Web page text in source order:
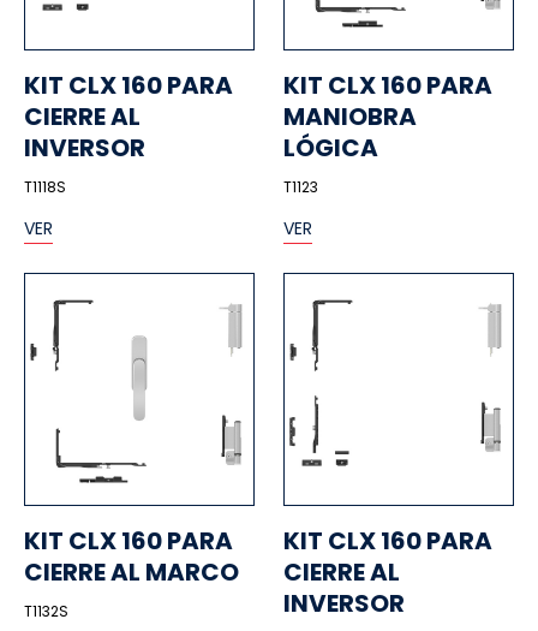
KIT CLX 160 PARA
CIERRE AL
INVERSOR
T1118S
VER
KIT CLX 160 PARA
MANIOBRA
LÓGICA
T1123
VER
KIT CLX 160 PARA
CIERRE AL MARCO
T1132S
KIT CLX 160 PARA
CIERRE AL
INVERSOR